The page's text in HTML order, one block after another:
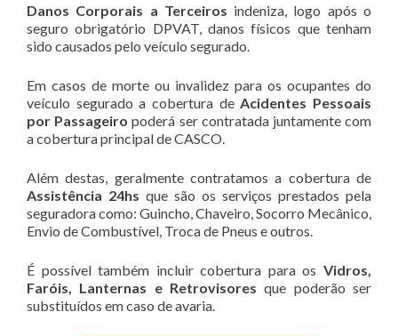
Danos Corporais a Terceiros indeniza, logo após o
seguro obrigatório DPVAT, danos físicos que tenham
sido causados pelo veículo segurado.
Em casos de morte ou invalidez para os ocupantes do
veículo segurado a cobertura de Acidentes Pessoais
por Passageiro poderá ser contratada juntamente com
a cobertura principal de CASCO.
Além destas, geralmente contratamos a cobertura de
Assistência 24hs que são os serviços prestados pela
seguradora como: Guincho, Chaveiro, Socorro Mecânico,
Envio de Combustível, Troca de Pneus e outros.
É possível também incluir cobertura para os Vidros,
Faróis, Lanternas e Retrovisores que poderão ser
substituídos em caso de avaria.